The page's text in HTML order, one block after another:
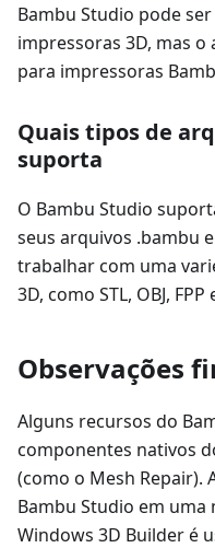
Bambu Studio pode
impressoras 3D, mas
para impressoras
Quais tipos de
suporta
O Bambu Studio
seus arquivos .bambu
trabalhar com uma
3D, como STL, OBJ, FPP
Observações
Alguns recursos do
componentes nativos
(como o Mesh Repair).
Bambu Studio em
Windows 3D Builder é